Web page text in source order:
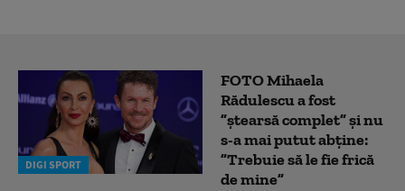
DIGI SPORT
FOTO Mihaela
Rădulescu a fost
”ștearsă complet” și nu
s-a mai putut abține:
”Trebuie să le fie frică
de mine”